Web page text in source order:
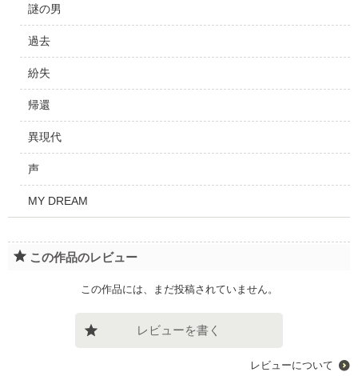
謎の男
過去
紛失
帰還
異現代
声
MY DREAM
この作品のレビュー
この作品には、まだ投稿されていません。
レビューを書く
レビューについて